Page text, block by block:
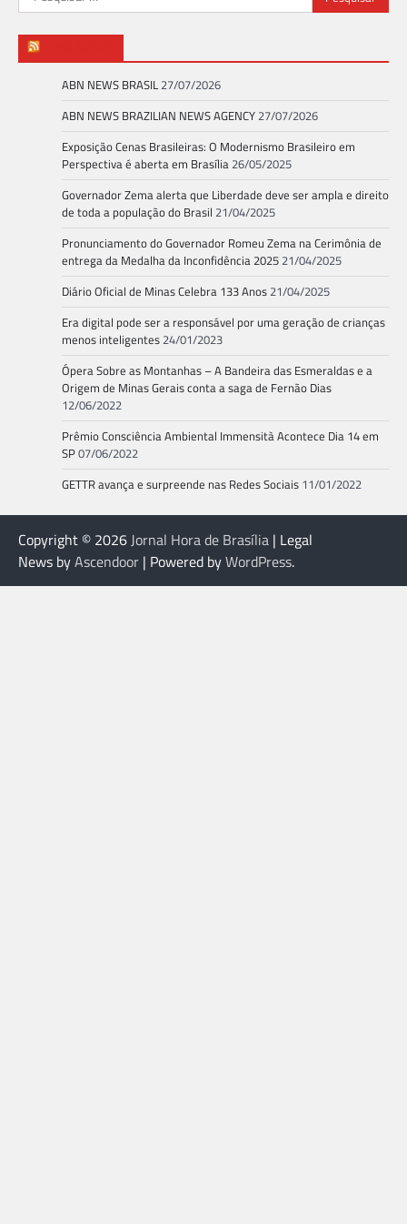
por:
ABN NEWS BRASIL 27/07/2026
ABN NEWS BRAZILIAN NEWS AGENCY 27/07/2026
Exposição Cenas Brasileiras: O Modernismo Brasileiro em
Perspectiva é aberta em Brasília 26/05/2025
Governador Zema alerta que Liberdade deve ser ampla e direito
de toda a população do Brasil 21/04/2025
Pronunciamento do Governador Romeu Zema na Cerimônia de
entrega da Medalha da Inconfidência 2025 21/04/2025
Diário Oficial de Minas Celebra 133 Anos 21/04/2025
Era digital pode ser a responsável por uma geração de crianças
menos inteligentes 24/01/2023
Ópera Sobre as Montanhas – A Bandeira das Esmeraldas e a
Origem de Minas Gerais conta a saga de Fernão Dias
12/06/2022
Prêmio Consciência Ambiental Immensità Acontece Dia 14 em
SP07/06/2022
GETTR avança e surpreende nas Redes Sociais 11/01/2022
Copyright © 2026Jornal Hora de Brasília | Legal
News byAscendoor | Powered byWordPress.